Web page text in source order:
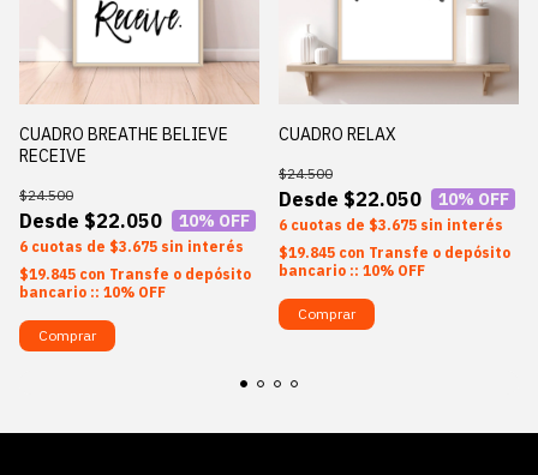
CUADRO BREATHE BELIEVE
RECEIVE
$22.050
$24.500
10% OFF
6 $3.675 sin interés
$19.845 con Transfe o depósito
bancario :: 10% OFF
Comprar
CUADRO RELAX
$22.050
$24.500
10% OFF
6 $3.675 sin interés
$19.845 con Transfe o depósito
bancario :: 10% OFF
Comprar